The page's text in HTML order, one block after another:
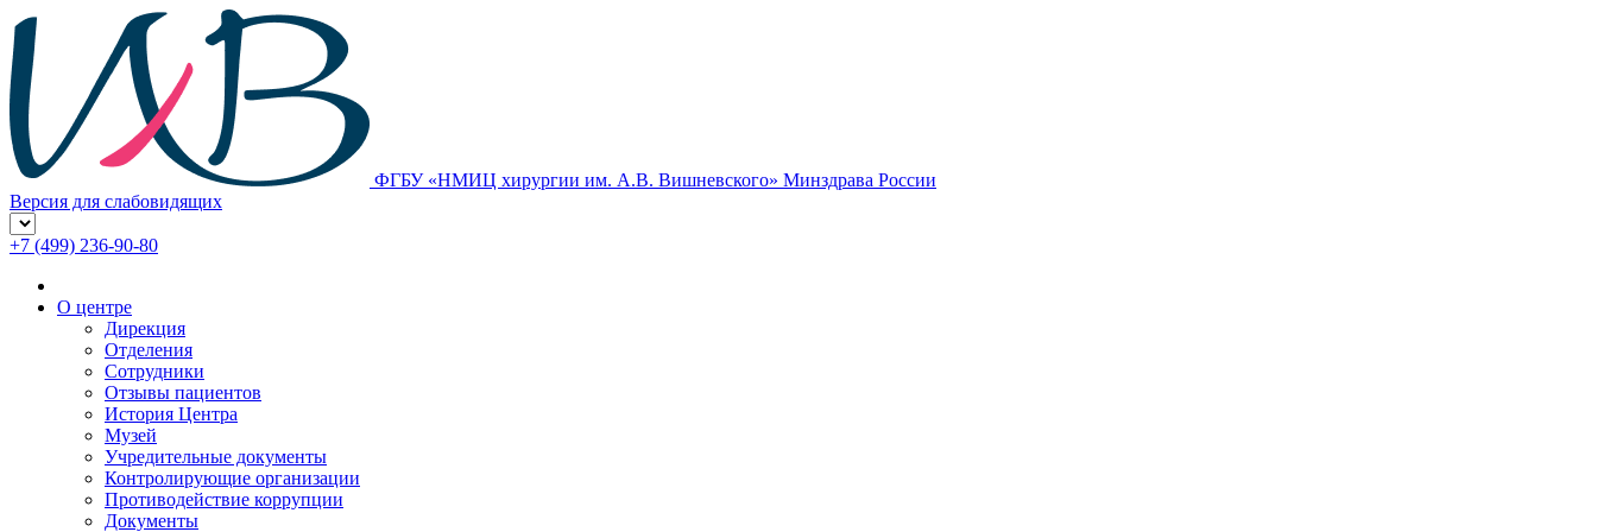
ФГБУ «НМИЦ хирургии им. А.В. Вишневского» Минздрава России
Версия для слабовидящих
+7 (499) 236-90-80
О центре
Дирекция
Отделения
Сотрудники
Отзывы пациентов
История Центра
Музей
Учредительные документы
Контролирующие организации
Противодействие коррупции
Документы